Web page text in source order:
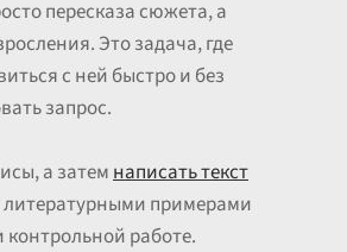
пересказа сюжета, а
Это задача, где
с ней быстро и без
запрос.
а затемнаписать текст
литературными примерами
контрольной работе.